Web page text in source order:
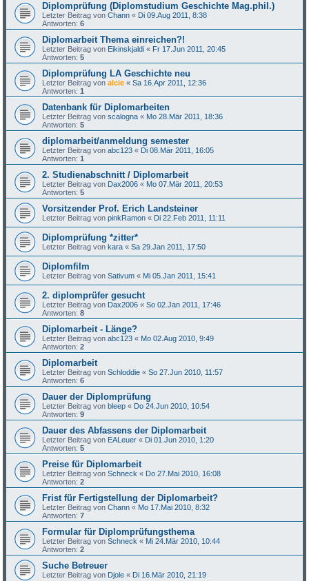
Diplomprüfung (Diplomstudium Geschichte Mag.phil.)
Letzter Beitrag vonChann « Di 09.Aug 2011, 8:38
Antworten:6
Diplomarbeit Thema einreichen?!
Letzter Beitrag von Eikinskjaldi « Fr 17.Jun 2011, 20:45
Antworten:5
Diplomprüfung LA Geschichte neu
Letzter Beitrag vonalcie «Sa 16.Apr 2011, 12:36
Antworten:1
Datenbank für Diplomarbeiten
Letzter Beitrag vonscalogna « Mo 28.Mär 2011, 18:36
Antworten:5
diplomarbeit/anmeldung semester
Letzter Beitrag vonabc123 « Di 08.Mär 2011, 16:05
Antworten:1
2. Studienabschnitt / Diplomarbeit
Letzter Beitrag von Dax2006 « Mo 07.Mär 2011, 20:53
Antworten:5
Vorsitzender Prof. Erich Landsteiner
Letzter Beitrag vonpinkRamon « Di 22.Feb 2011, 11:11
Diplomprüfung *zitter*
Letzter Beitrag von kara «Sa 29.Jan 2011, 17:50
Diplomfilm
Letzter Beitrag vonSativum « Mi 05.Jan 2011, 15:41
2. diplomprüfer gesucht
Letzter Beitrag von Dax2006 «So 02.Jan 2011, 17:46
Antworten:8
Diplomarbeit - Länge?
Letzter Beitrag vonabc123 « Mo 02.Aug 2010, 9:49
Antworten:2
Diplomarbeit
Letzter Beitrag vonSchloddie «So 27.Jun 2010, 11:57
Antworten:6
Dauer der Diplomprüfung
Letzter Beitrag von bleep « Do 24.Jun 2010, 10:54
Antworten:9
Dauer des Abfassens der Diplomarbeit
Letzter Beitrag von EALeuer « Di 01.Jun 2010, 1:20
Antworten:5
Preise für Diplomarbeit
Letzter Beitrag vonSchneck « Do 27.Mai 2010, 16:08
Antworten:2
Frist für Fertigstellung der Diplomarbeit?
Letzter Beitrag vonChann « Mo 17.Mai 2010, 8:32
Antworten:7
Formular für Diplomprüfungsthema
Letzter Beitrag vonSchneck « Mi 24.Mär 2010, 10:44
Antworten:2
Suche Betreuer
Letzter Beitrag von Djole « Di 16.Mär 2010, 21:19